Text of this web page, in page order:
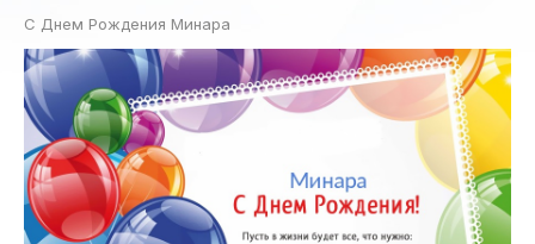
С Днем Рождения Минара